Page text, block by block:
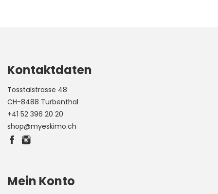
Kontaktdaten
Tösstalstrasse 48
CH-8488 Turbenthal
+41 52 396 20 20
shop@myeskimo.ch
Mein Konto